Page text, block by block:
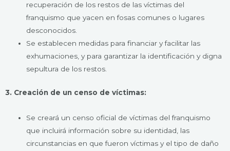
recuperación de los restos de las víctimas del
franquismo que yacen en fosas comunes o lugares
desconocidos.
Se establecen medidas para financiar y facilitar las
exhumaciones, y para garantizar la identificación y digna
sepultura de los restos.
3. Creación de un censo de víctimas:
Se creará un censo oficial de víctimas del franquismo
que incluirá información sobre su identidad, las
circunstancias en que fueron víctimas y el tipo de daño